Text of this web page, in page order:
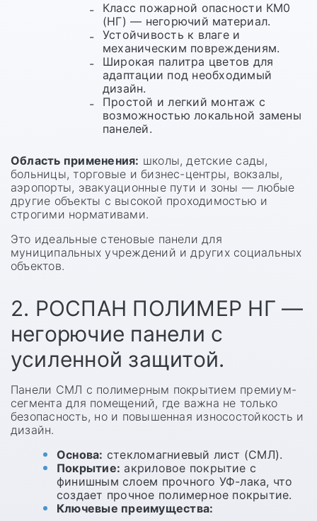
Класс пожарной опасности КМ0
(НГ) — негорючий материал.
Устойчивость к влаге и
механическим повреждениям.
Широкая палитра цветов для
адаптации под необходимый
дизайн.
Простой и легкий монтаж с
возможностью локальной замены
панелей.
Область применения: школы, детские сады,
больницы, торговые и бизнес-центры, вокзалы,
аэропорты, эвакуационные пути и зоны — любые
другие объекты с высокой проходимостью и
строгими нормативами.
Это идеальные стеновые панели для
муниципальных учреждений и других социальных
объектов.
2. РОСПАН ПОЛИМЕР НГ —
негорючие панели с
усиленной защитой.
Панели СМЛ с полимерным покрытием премиум-
сегмента для помещений, где важна не только
безопасность, но и повышенная износостойкость и
дизайн.
Основа: стекломагниевый лист (СМЛ).
Покрытие: акриловое покрытие с
финишным слоем прочного УФ-лака, что
создает прочное полимерное покрытие.
Ключевые преимущества: